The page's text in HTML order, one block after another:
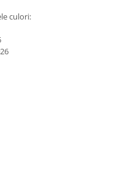
culori: